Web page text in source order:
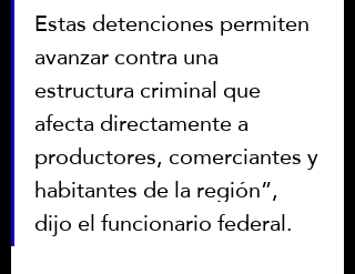
Estas detenciones permiten
avanzar contra una
estructura criminal que
afecta directamente a
productores, comerciantes y
habitantes de la región”,
dijo el funcionario federal.